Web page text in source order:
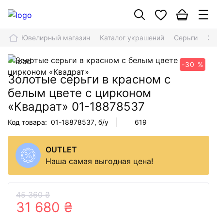
Ювелирный магазин Каталог украшений Серьги
-30 %
Золотые серьги в красном с
белым цвете с цирконом
«Квадрат» 01-18878537
Код товара: 01-18878537, б/у 619
OUTLET
Наша самая выгодная цена!
45 360 ₴
31 680 ₴